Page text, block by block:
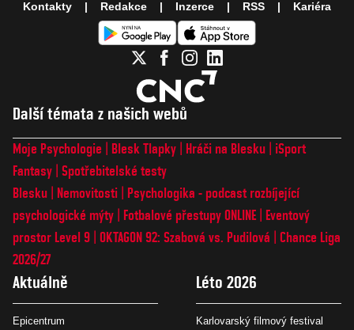
Další témata z našich webů
Moje Psychologie Blesk Tlapky Hráči na Blesku
iSport
Fantasy Spotřebitelské testy
Blesku
Nemovitosti
Psychologika - podcast rozbíjející
psychologické mýty
Fotbalové přestupy ONLINE
Eventový
prostor Level 9 OKTAGON 92: Szabová vs. Pudilová
Chance Liga
2026/27
Aktuálně
Epicentrum
Léto 2026
Karlovarský filmový festival
Kontakty Redakce Inzerce RSS Kariéra